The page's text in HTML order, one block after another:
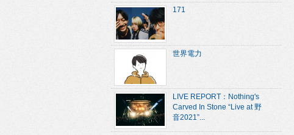
171
世界電力
LIVE REPORT：Nothing's
Carved In Stone “Live at 野
音2021”...